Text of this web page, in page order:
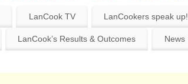
LanCook TV LanCookers speak up!
LanCook’s Results & Outcomes News